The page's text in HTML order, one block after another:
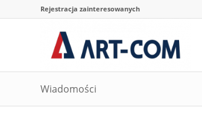
Rejestracja zainteresowanych
Wiadomości